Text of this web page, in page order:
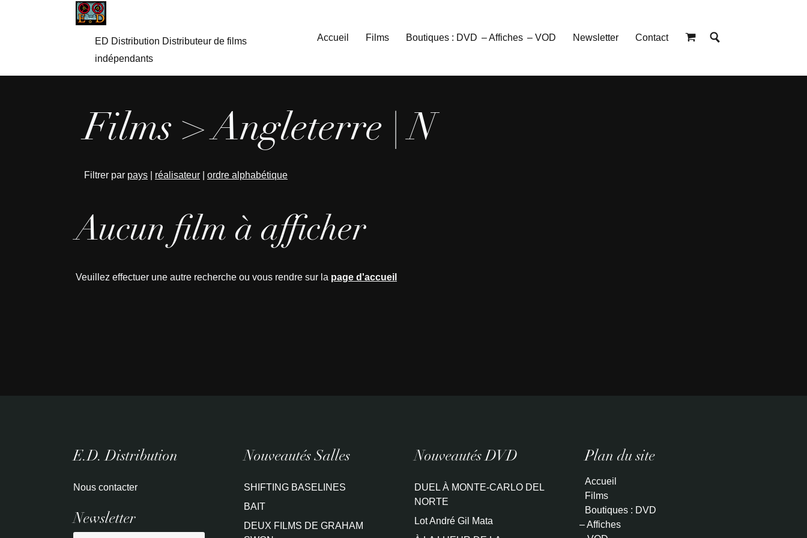
ED Distribution Distributeur de films
indépendants
Accueil Films Boutiques : DVD – Affiches – VOD Newsletter Contact
Films > Angleterre | N
Filtrer par pays réalisateur ordre alphabétique
Aucun film à afficher
Veuillez effectuer une autre recherche ou vous rendre sur la page d'accueil
E.D. Distribution
Nous contacter
Newsletter
Nouveautés Salles
SHIFTING BASELINES
BAIT
DEUX FILMS DE GRAHAM
Nouveautés DVD
DUEL À MONTE-CARLO DEL
NORTE
Lot André Gil Mata
Plan du site
Accueil
Films
Boutiques : DVD
– Affiches